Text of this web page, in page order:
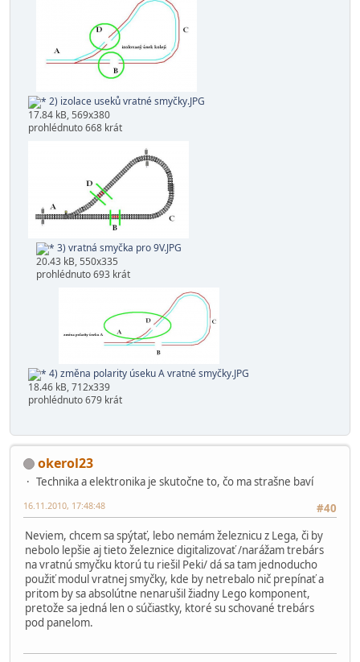
2) izolace useků vratné smyčky.JPG
17.84 kB, 569x380
prohlédnuto 668 krát
3) vratná smyčka pro 9V.JPG
20.43 kB, 550x335
prohlédnuto 693 krát
4) změna polarity úseku A vratné smyčky.JPG
18.46 kB, 712x339
prohlédnuto 679 krát
okerol23
Technika a elektronika je skutočne to, čo ma strašne baví
#40
16.11.2010, 17:48:48
Neviem, chcem sa spýtať, lebo nemám železnicu z Lega, či by
nebolo lepšie aj tieto železnice digitalizovať /narážam trebárs
na vratnú smyčku ktorú tu riešil Peki/ dá sa tam jednoducho
použiť modul vratnej smyčky, kde by netrebalo nič prepínať a
pritom by sa absolútne nenarušil žiadny Lego komponent,
pretože sa jedná len o súčiastky, ktoré su schované trebárs
pod panelom.